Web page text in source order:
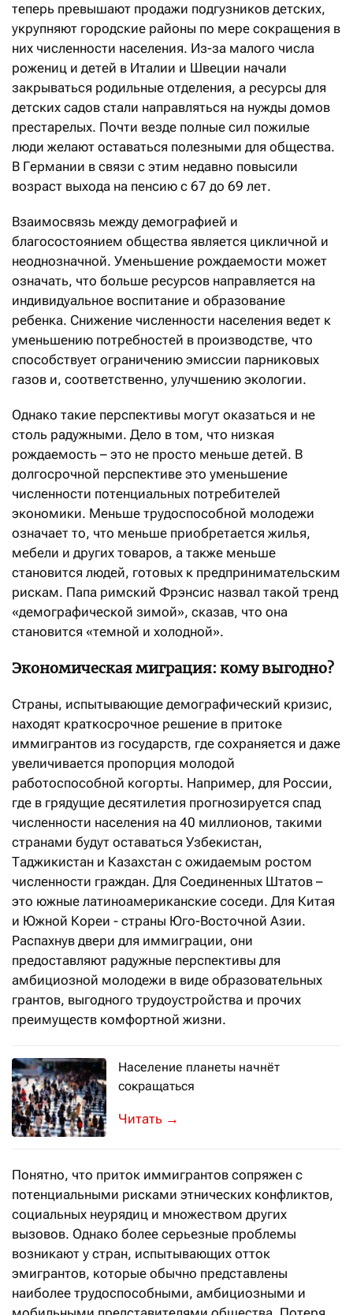
теперь превышают продажи подгузников детских,
укрупняют городские районы по мере сокращения в
них численности населения. Из-за малого числа
рожениц и детей в Италии и Швеции начали
закрываться родильные отделения, а ресурсы для
детских садов стали направляться на нужды домов
престарелых. Почти везде полные сил пожилые
люди желают оставаться полезными для общества.
В Германии в связи с этим недавно повысили
возраст выхода на пенсию с 67 до 69 лет.
Взаимосвязь между демографией и
благосостоянием общества является цикличной и
неоднозначной. Уменьшение рождаемости может
означать, что больше ресурсов направляется на
индивидуальное воспитание и образование
ребенка. Снижение численности населения ведет к
уменьшению потребностей в производстве, что
способствует ограничению эмиссии парниковых
газов и, соответственно, улучшению экологии.
Однако такие перспективы могут оказаться и не
столь радужными. Дело в том, что низкая
рождаемость – это не просто меньше детей. В
долгосрочной перспективе это уменьшение
численности потенциальных потребителей
экономики. Меньше трудоспособной молодежи
означает то, что меньше приобретается жилья,
мебели и других товаров, а также меньше
становится людей, готовых к предпринимательским
рискам. Папа римский Фрэнсис назвал такой тренд
«демографической зимой», сказав, что она
становится «темной и холодной».
Экономическая миграция: кому выгодно?
Страны, испытывающие демографический кризис,
находят краткосрочное решение в притоке
иммигрантов из государств, где сохраняется и даже
увеличивается пропорция молодой
работоспособной когорты. Например, для России,
где в грядущие десятилетия прогнозируется спад
численности населения на 40 миллионов, такими
странами будут оставаться Узбекистан,
Таджикистан и Казахстан с ожидаемым ростом
численности граждан. Для Соединенных Штатов –
это южные латиноамериканские соседи. Для Китая
и Южной Кореи - страны Юго-Восточной Азии.
Распахнув двери для иммиграции, они
предоставляют радужные перспективы для
амбициозной молодежи в виде образовательных
грантов, выгодного трудоустройства и прочих
преимуществ комфортной жизни.
Население планеты начнёт
сокращаться
НЬЮ-ЙОРК – Согласно прогнозам
→
Понятно, что приток иммигрантов сопряжен с
потенциальными рисками этнических конфликтов,
социальных неурядиц и множеством других
вызовов. Однако более серьезные проблемы
возникают у стран, испытывающих отток
эмигрантов, которые обычно представлены
наиболее трудоспособными, амбициозными и